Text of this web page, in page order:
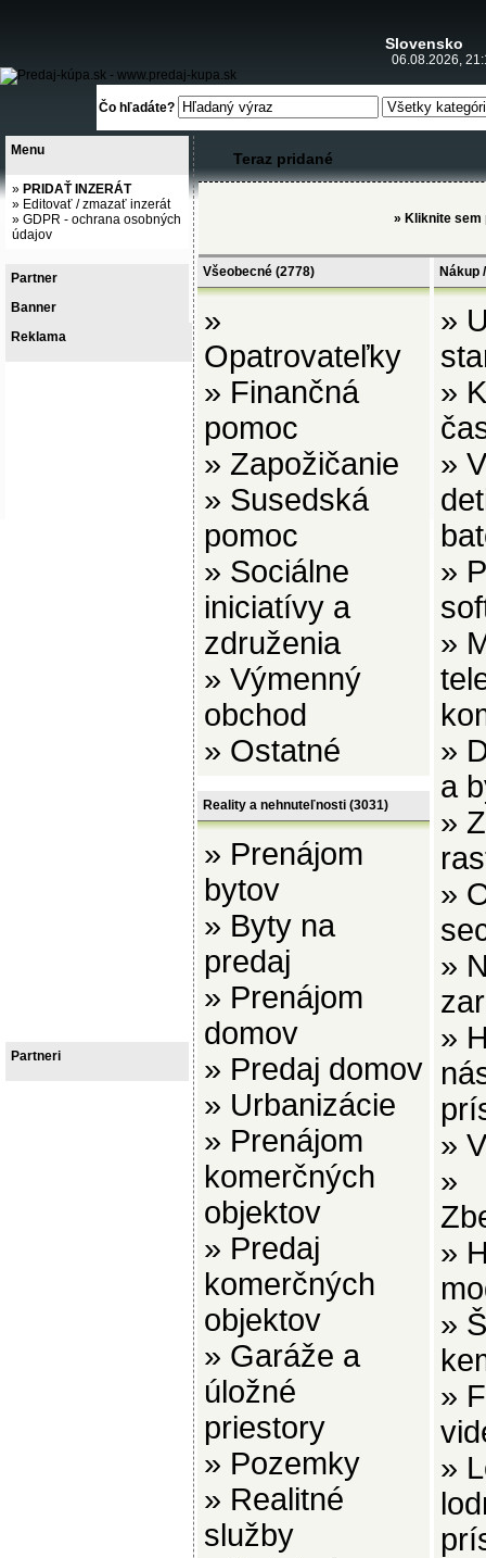
Slovensko
06.08.2026,
Čo hľadáte?
Menu
» PRIDAŤ INZERÁT
» Editovať / zmazať inzerát
» GDPR - ochrana osobných
údajov
Partner
Banner
Reklama
Partneri
Teraz pridané
» Kliknite sem
Všeobecné(2778)
»
Opatrovateľky
» Finančná
pomoc
» Zapožičanie
» Susedská
pomoc
» Sociálne
iniciatívy a
združenia
» Výmenný
obchod
» Ostatné
Reality a nehnuteľnosti(3031)
» Prenájom
bytov
» Byty na
predaj
» Prenájom
domov
» Predaj domov
» Urbanizácie
» Prenájom
komerčných
objektov
» Predaj
komerčných
objektov
» Garáže a
úložné
priestory
» Pozemky
» Realitné
služby
Nákup
»
»
»
»
»
»
a
»
»
»
»
»
»
»
»
»
»